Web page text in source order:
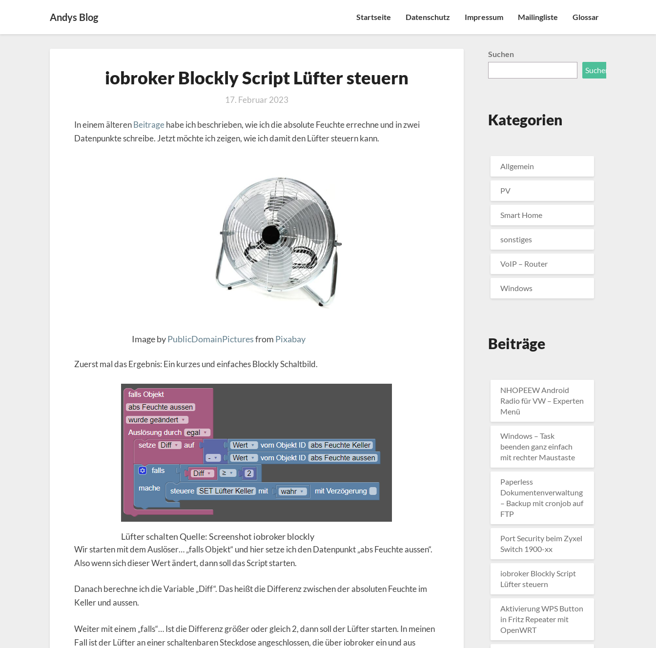
Andys Blog Startseite Datenschutz Impressum Mailingliste Glossar
Blockly
Script
Lüfter
iobroker Blockly Script Lüfter steuern
17. Februar 2023
In einem älterenBeitragehabe ich beschrieben, wie ich die absolute Feuchte errechne und in zwei
Datenpunkte schreibe. Jetzt möchte ich zeigen, wie ich damit den Lüfter steuern kann.
Image byPublicDomainPicturesfrom Pixabay
Zuerst mal das Ergebnis: Ein kurzes und einfaches Blockly Schaltbild.
Lüfter schalten Quelle: Screenshot iobroker blockly
Wir starten mit dem Auslöser… „falls Objekt“ und hier setze ich den Datenpunkt „abs Feuchte aussen“.
Also wenn sich dieser Wert ändert, dann soll das Script starten.
Danach berechne ich die Variable „Diff“. Das heißt die Differenz zwischen der absoluten Feuchte im
Keller und aussen.
Weiter mit einem „falls“… Ist die Differenz größer oder gleich 2, dann soll der Lüfter starten. In meinen
Fall ist der Lüfter an einer schaltenbaren Steckdose angeschlossen, die über iobroker ein und aus
Suchen
Suchen
Kategorien
Allgemein
PV
Smart Home
sonstiges
VoIP – Router
Windows
Beiträge
NHOPEEW Android
Radio für VW – Experten
Menü
Windows – Task
beenden ganz einfach
mit rechter Maustaste
Paperless
Dokumentenverwaltung
– Backup mit cronjob auf
FTP
Port Security beim Zyxel
Switch 1900-xx
iobroker Blockly Script
Lüfter steuern
Aktivierung WPS Button
in Fritz Repeater mit
OpenWRT